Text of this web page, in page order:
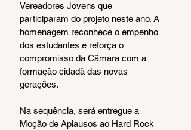
Vereadores Jovens que
participaram do projeto neste ano. A
homenagem reconhece o empenho
dos estudantes e reforça o
compromisso da Câmara com a
formação cidadã das novas
gerações.
Na sequência, será entregue a
Moção de Aplausos ao Hard Rock